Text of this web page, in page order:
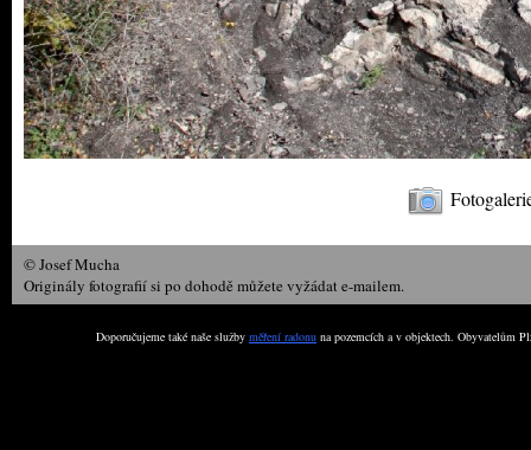
© Josef Mucha
Originály fotografií si po dohodě můžete vyžádat e-mailem.
Doporučujeme také naše služby měření radonu na pozemcích a v objektech. Obyvatelům